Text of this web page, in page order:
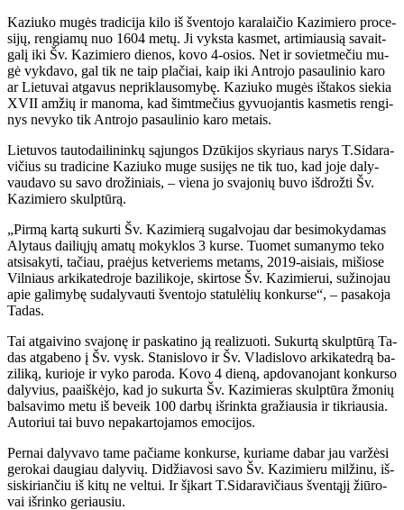
Ka­ziu­ko mu­gės tra­di­ci­ja ki­lo iš šven­to­jo ka­ra­lai­čio Ka­zi­mie­ro pro­ce­
si­jų, ren­gia­mų nuo 1604 me­tų. Ji vyks­ta kas­met, ar­ti­miau­sią sa­vait­
ga­lį iki Šv. Ka­zi­mie­ro die­nos, ko­vo 4-osios. Net ir so­viet­me­čiu mu­
gė vyk­da­vo, gal tik ne taip pla­čiai, kaip iki Ant­ro­jo pa­sau­li­nio ka­ro
ar Lie­tu­vai at­ga­vus ne­pri­klau­so­my­bę. Ka­ziu­ko mu­gės iš­ta­kos sie­kia
XVII am­žių ir ma­no­ma, kad šimt­me­čius gy­vuo­jan­tis kas­me­tis ren­gi­
nys ne­vy­ko tik Ant­ro­jo pa­sau­li­nio ka­ro me­tais.
Lie­tu­vos tau­to­dai­li­nin­kų są­jun­gos Dzū­ki­jos sky­riaus na­rys T.Si­da­ra­
vi­čius su tra­di­ci­ne Ka­ziu­ko mu­ge su­si­jęs ne tik tuo, kad jo­je da­ly­
vau­da­vo su sa­vo dro­ži­niais, – vie­na jo sva­jo­nių bu­vo iš­drož­ti Šv.
Ka­zi­mie­ro skulp­tū­rą.
„Pir­mą kar­tą su­kur­ti Šv. Ka­zi­mie­rą su­gal­vo­jau dar be­si­mo­ky­da­mas
Aly­taus dai­lių­jų ama­tų mo­kyk­los 3 kur­se. Tuo­met su­ma­ny­mo te­ko
at­si­sa­ky­ti, ta­čiau, pra­ėjus ket­ve­riems me­tams, 2019-ai­siais, mi­šio­se
Vil­niaus ar­ki­ka­ted­ro­je ba­zi­li­ko­je, skir­to­se Šv. Ka­zi­mie­rui, su­ži­no­jau
apie ga­li­my­bę su­da­ly­vau­ti šven­to­jo sta­tu­lė­lių kon­kur­se“, – pa­sa­ko­ja
Ta­das.
Tai at­gai­vi­no sva­jo­nę ir pa­ska­ti­no ją re­a­li­zuo­ti. Su­kur­tą skulp­tū­rą Ta­
das at­ga­be­no į Šv. vysk. Sta­nis­lo­vo ir Šv. Vla­dis­lo­vo ar­ki­ka­ted­rą ba­
zi­li­ką, ku­rio­je ir vy­ko pa­ro­da. Ko­vo 4 die­ną, ap­do­va­no­jant kon­kur­so
da­ly­vius, pa­aiš­kė­jo, kad jo su­kur­ta Šv. Ka­zi­mie­ras skulp­tū­ra žmo­nių
bal­sa­vi­mo me­tu iš be­veik 100 dar­bų iš­rink­ta gra­žiau­sia ir tik­riau­sia.
Au­to­riui tai bu­vo ne­pa­kar­to­ja­mos emo­ci­jos.
Per­nai da­ly­va­vo ta­me pa­čia­me kon­kur­se, ku­ria­me da­bar jau var­žė­si
ge­ro­kai dau­giau da­ly­vių. Di­džia­vo­si sa­vo Šv. Ka­zi­mie­ru mil­ži­nu, iš­
si­ski­rian­čiu iš ki­tų ne vel­tui. Ir šį­kart T.Si­da­ra­vi­čiaus šven­tą­jį žiū­ro­
vai iš­rin­ko ge­riau­siu.